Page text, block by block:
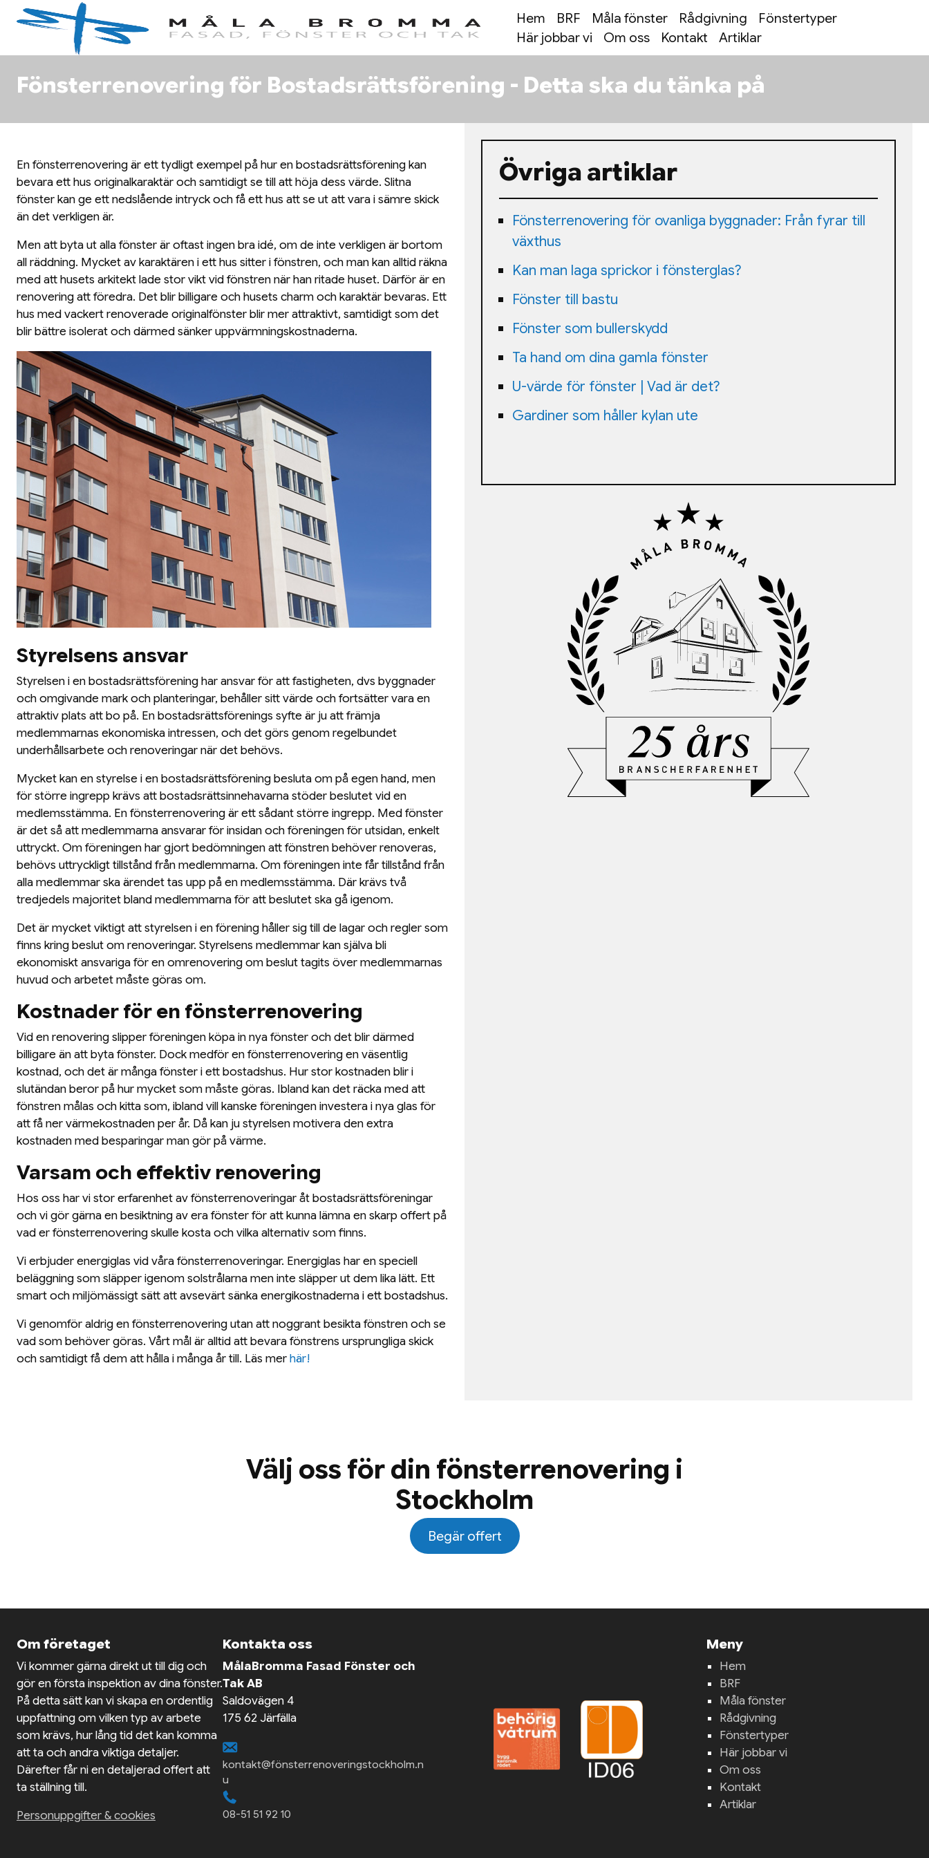
Hem BRF Måla fönster Rådgivning
Fönstertyper
Här jobbar vi
Om oss Kontakt Artiklar
Fönsterrenovering för Bostadsrättsförening - Detta ska du tänka på
En fönsterrenovering är ett tydligt exempel på hur en bostadsrättsförening kan
bevara ett hus originalkaraktär och samtidigt se till att höja dess värde. Slitna
fönster kan ge ett nedslående intryck och få ett hus att se ut att vara i sämre skick
än det verkligen är.
Men att byta ut alla fönster är oftast ingen bra idé, om de inte verkligen är bortom
all räddning. Mycket av karaktären i ett hus sitter i fönstren, och man kan alltid räkna
med att husets arkitekt lade stor vikt vid fönstren när han ritade huset. Därför är en
renovering att föredra. Det blir billigare och husets charm och karaktär bevaras. Ett
hus med vackert renoverade originalfönster blir mer attraktivt, samtidigt som det
blir bättre isolerat och därmed sänker uppvärmningskostnaderna.
Styrelsens ansvar
Styrelsen i en bostadsrättsförening har ansvar för att fastigheten, dvs byggnader
och omgivande mark och planteringar, behåller sitt värde och fortsätter vara en
attraktiv plats att bo på. En bostadsrättsförenings syfte är ju att främja
medlemmarnas ekonomiska intressen, och det görs genom regelbundet
underhållsarbete och renoveringar när det behövs.
Mycket kan en styrelse i en bostadsrättsförening besluta om på egen hand, men
för större ingrepp krävs att bostadsrättsinnehavarna stöder beslutet vid en
medlemsstämma. En fönsterrenovering är ett sådant större ingrepp. Med fönster
är det så att medlemmarna ansvarar för insidan och föreningen för utsidan, enkelt
uttryckt. Om föreningen har gjort bedömningen att fönstren behöver renoveras,
behövs uttryckligt tillstånd från medlemmarna. Om föreningen inte får tillstånd från
alla medlemmar ska ärendet tas upp på en medlemsstämma. Där krävs två
tredjedels majoritet bland medlemmarna för att beslutet ska gå igenom.
Det är mycket viktigt att styrelsen i en förening håller sig till de lagar och regler som
finns kring beslut om renoveringar. Styrelsens medlemmar kan själva bli
ekonomiskt ansvariga för en omrenovering om beslut tagits över medlemmarnas
huvud och arbetet måste göras om.
Kostnader för en fönsterrenovering
Vid en renovering slipper föreningen köpa in nya fönster och det blir därmed
billigare än att byta fönster. Dock medför en fönsterrenovering en väsentlig
kostnad, och det är många fönster i ett bostadshus. Hur stor kostnaden blir i
slutändan beror på hur mycket som måste göras. Ibland kan det räcka med att
fönstren målas och kitta som, ibland vill kanske föreningen investera i nya glas för
att få ner värmekostnaden per år. Då kan ju styrelsen motivera den extra
kostnaden med besparingar man gör på värme.
Varsam och effektiv renovering
Hos oss har vi stor erfarenhet av fönsterrenoveringar åt bostadsrättsföreningar
och vi gör gärna en besiktning av era fönster för att kunna lämna en skarp offert på
vad er fönsterrenovering skulle kosta och vilka alternativ som finns.
Vi erbjuder energiglas vid våra fönsterrenoveringar. Energiglas har en speciell
beläggning som släpper igenom solstrålarna men inte släpper ut dem lika lätt. Ett
smart och miljömässigt sätt att avsevärt sänka energikostnaderna i ett bostadshus.
Vi genomför aldrig en fönsterrenovering utan att noggrant besikta fönstren och se
vad som behöver göras. Vårt mål är alltid att bevara fönstrens ursprungliga skick
och samtidigt få dem att hålla i många år till. Läs merhär!
Övriga artiklar
Fönsterrenovering för ovanliga byggnader: Från fyrar till
växthus
Kan man laga sprickor i fönsterglas?
Fönster till bastu
Fönster som bullerskydd
Ta hand om dina gamla fönster
U-värde för fönster | Vad är det?
Gardiner som håller kylan ute
Välj oss för din fönsterrenovering i
Stockholm
Begär offert
Om företaget
Vi kommer gärna direkt ut till dig och
gör en första inspektion av dina fönster.
På detta sätt kan vi skapa en ordentlig
uppfattning om vilken typ av arbete
som krävs, hur lång tid det kan komma
att ta och andra viktiga detaljer.
Därefter får ni en detaljerad offert att
ta ställning till.
Personuppgifter & cookies
Kontakta oss
MålaBromma Fasad Fönster och
Tak AB
Saldovägen 4
175 62 Järfälla
kontakt@fönsterrenoveringstockholm.n
u
08-51 51 92 10
Meny
Hem
BRF
Måla fönster
Rådgivning
Fönstertyper
Här jobbar vi
Om oss
Kontakt
Artiklar